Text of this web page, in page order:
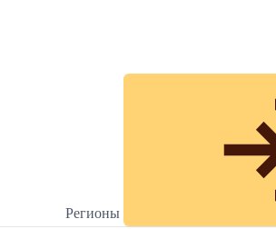
Регионы